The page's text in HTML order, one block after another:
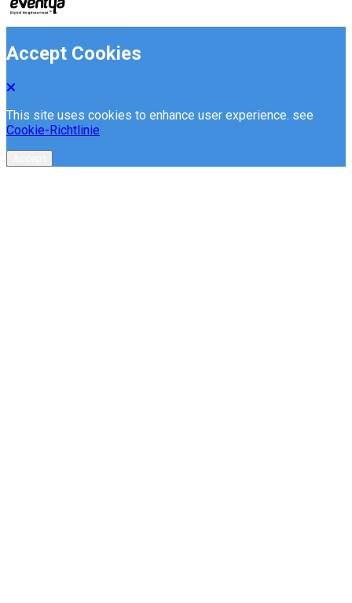
Accept Cookies
This site uses cookies to enhance user experience. see
Cookie-Richtlinie